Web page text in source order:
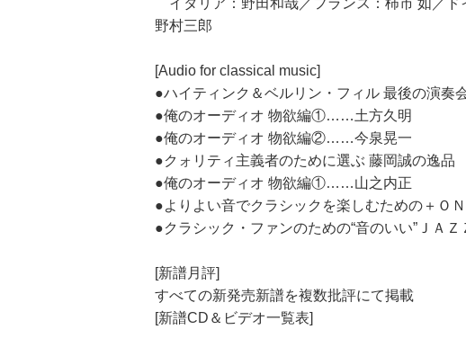
イタリア：野田和哉／フランス：柿市 如／ド
野村三郎
[Audio for classical music]
●ハイティンク＆ベルリン・フィル 最後の演
●俺のオーディオ 物欲編①……土方久明
●俺のオーディオ 物欲編②……今泉晃一
●クォリティ主義者のために選ぶ 藤岡誠の逸品
●俺のオーディオ 物欲編①……山之内正
●よりよい音でクラシックを楽しむための＋Ｏ
●クラシック・ファンのための“音のいい”ＪＡ
[新譜月評]
すべての新発売新譜を複数批評にて掲載
[新譜CD＆ビデオ一覧表]